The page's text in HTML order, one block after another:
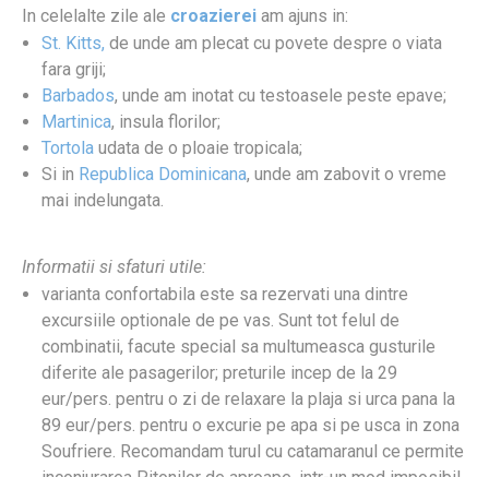
In celelalte zile ale croazierei am ajuns in:
St. Kitts, de unde am plecat cu povete despre o viata
fara griji;
Barbados, unde am inotat cu testoasele peste epave;
Martinica, insula florilor;
Tortola udata de o ploaie tropicala;
Si in Republica Dominicana, unde am zabovit o vreme
mai indelungata.
Informatii si sfaturi utile:
varianta confortabila este sa rezervati una dintre
excursiile optionale de pe vas. Sunt tot felul de
combinatii, facute special sa multumeasca gusturile
diferite ale pasagerilor; preturile incep de la 29
eur/pers. pentru o zi de relaxare la plaja si urca pana la
89 eur/pers. pentru o excurie pe apa si pe usca in zona
Soufriere. Recomandam turul cu catamaranul ce permite